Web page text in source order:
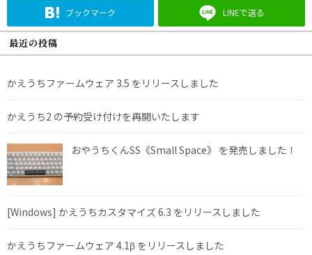
ブックマーク LINEで送る
最近の投稿
かえうちファームウェア 3.5 をリリースしました
かえうち2 の予約受け付けを再開いたします
おやうちくんSS《Small Space》 を発売しました！
[Windows] かえうちカスタマイズ 6.3 をリリースしました
かえうちファームウェア 4.1β をリリースしました